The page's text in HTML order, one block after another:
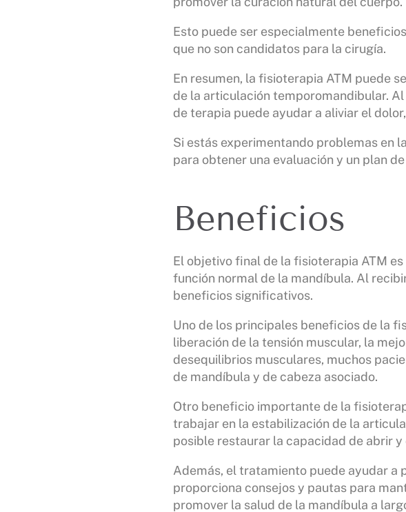
Esto puede ser especialmente
que no son candidatos para la cirugía.
En resumen, la fisioterapia ATM puede
de la articulación temporomandibular.
de terapia puede ayudar a aliviar el
Si estás experimentando problemas en
para obtener una evaluación y un plan
Beneficios
El objetivo final de la fisioterapia ATM es
función normal de la mandíbula. Al
beneficios significativos.
Uno de los principales beneficios de la
liberación de la tensión muscular, la
desequilibrios musculares, muchos
de mandíbula y de cabeza asociado.
Otro beneficio importante de la
trabajar en la estabilización de la
posible restaurar la capacidad de abrir
Además, el tratamiento puede ayudar
proporciona consejos y pautas para
promover la salud de la mandíbula a